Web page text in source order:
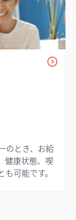
のとき、お給
健康状態、喫
可能です。